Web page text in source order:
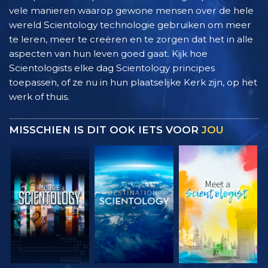
vele manieren waarop gewone mensen over de hele
wereld Scientology technologie gebruiken om meer
te leren, meer te creëren en te zorgen dat het in alle
aspecten van hun leven goed gaat. Kijk hoe
Scientologists elke dag Scientology principes
toepassen, of ze nu in hun plaatselijke Kerk zijn, op het
werk of thuis.
MISSCHIEN IS DIT OOK IETS VOOR JOU